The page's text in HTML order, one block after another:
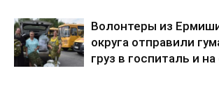
Волонтеры из
округа отправили
груз в госпиталь и